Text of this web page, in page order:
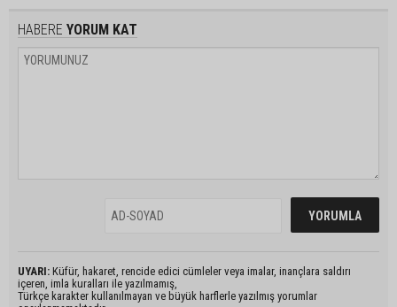
HABERE YORUM KAT
UYARI: Küfür, hakaret, rencide edici cümleler veya imalar, inançlara saldırı
içeren, imla kuralları ile yazılmamış,
Türkçe karakter kullanılmayan ve büyük harflerle yazılmış yorumlar